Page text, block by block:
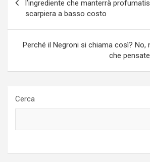
l’ingrediente che manterrà
scarpiera a basso costo
Perché il Negroni si chiama così? No,
che
Cerca